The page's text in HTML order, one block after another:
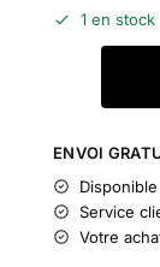
1 en stock
ENVOI
Service
Votre